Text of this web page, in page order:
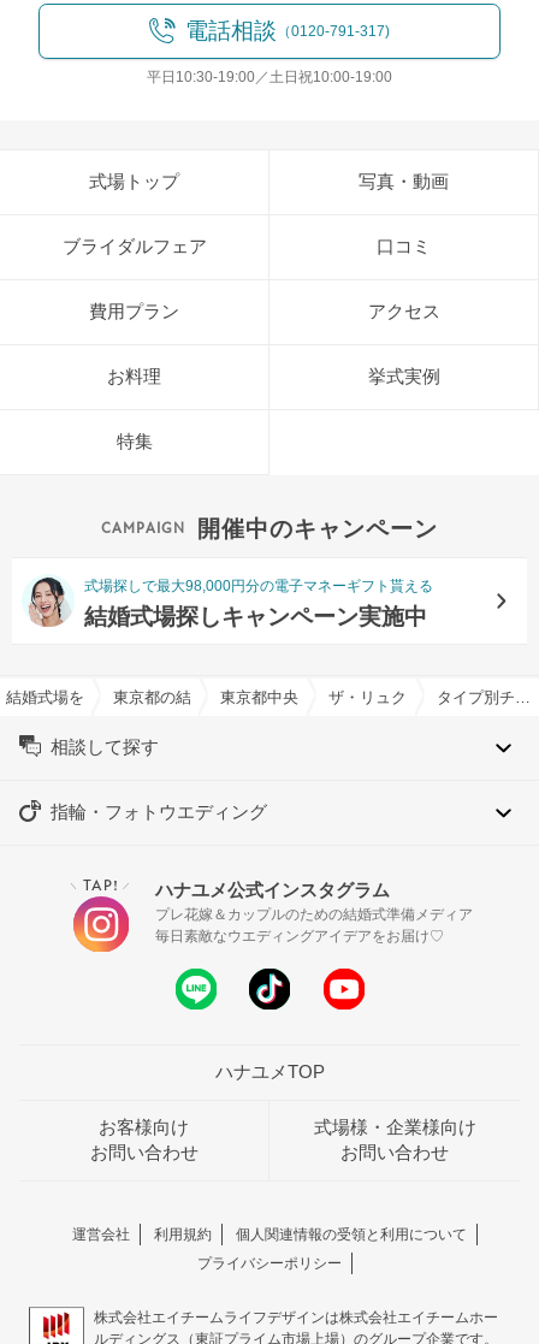
電話相談 （0120-791-317)
平日10:30-19:00／土日祝10:00-19:00
式場トップ 写真・動画
ブライダルフェア 口コミ
費用プラン アクセス
お料理 挙式実例
特集
開催中のキャンペーン
式場探しで最大98,000円分の電子マネーギフト貰える
結婚式場探しキャンペーン実施中
結婚式場を探すならハナユメ
東京都の結婚式場一覧東京都中央区の結婚式場一覧ザ・リュクス銀座で結婚式
相談して探す
指輪・フォトウエディング
＼ TAP! ／ ハナユメ公式インスタグラム
プレ花嫁＆カップルのための結婚式準備メディア
毎日素敵なウエディングアイデアをお届け♡
ハナユメTOP
お客様向け
お問い合わせ
式場様・企業様向け
お問い合わせ
運営会社 利用規約
個人関連情報の受領と利用について
プライバシーポリシー
株式会社エイチームライフデザインは株式会社エイチームホー
ルディングス（東証プライム市場上場）のグループ企業です。